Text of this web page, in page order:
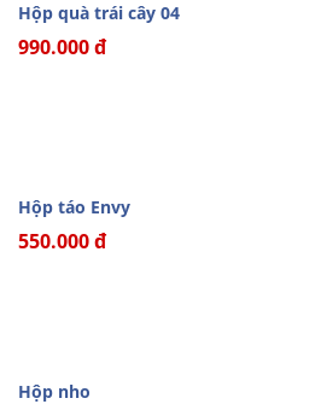
Hộp quà trái cây 04
990.000 đ
Hộp táo Envy
550.000 đ
Hộp nho